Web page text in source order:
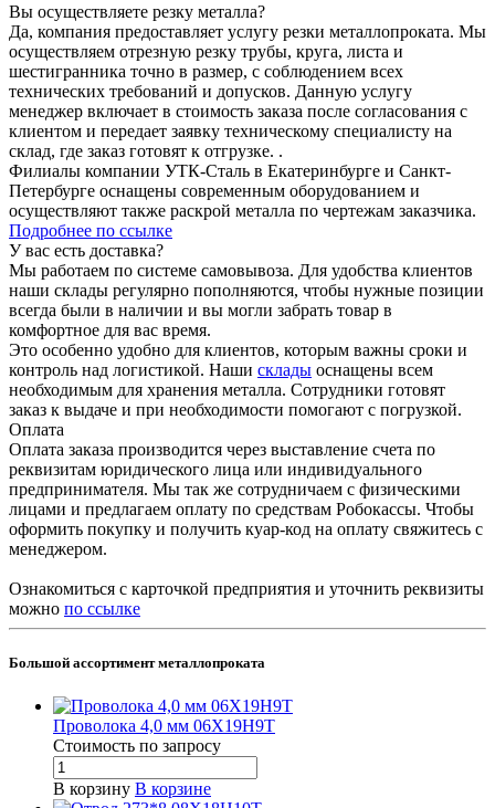
Вы осуществляете резку металла?
Да, компания предоставляет услугу резки металлопроката. Мы
осуществляем отрезную резку трубы, круга, листа и
шестигранника точно в размер, с соблюдением всех
технических требований и допусков. Данную услугу
менеджер включает в стоимость заказа после согласования с
клиентом и передает заявку техническому специалисту на
склад, где заказ готовят к отгрузке. .
Филиалы компании УТК-Сталь в Екатеринбурге и Санкт-
Петербурге оснащены современным оборудованием и
осуществляют также раскрой металла по чертежам заказчика.
Подробнее по ссылке
У вас есть доставка?
Мы работаем по системе самовывоза. Для удобства клиентов
наши склады регулярно пополняются, чтобы нужные позиции
всегда были в наличии и вы могли забрать товар в
комфортное для вас время.
Это особенно удобно для клиентов, которым важны сроки и
контроль над логистикой. Наши склады оснащены всем
необходимым для хранения металла. Сотрудники готовят
заказ к выдаче и при необходимости помогают с погрузкой.
Оплата
Оплата заказа производится через выставление счета по
реквизитам юридического лица или индивидуального
предпринимателя. Мы так же сотрудничаем с физическими
лицами и предлагаем оплату по средствам Робокассы. Чтобы
оформить покупку и получить куар-код на оплату свяжитесь с
менеджером.
Ознакомиться с карточкой предприятия и уточнить реквизиты
можно по ссылке
Большой ассортимент металлопроката
Проволока 4,0 мм 06Х19Н9Т
Стоимость по запросу
В корзину В корзине